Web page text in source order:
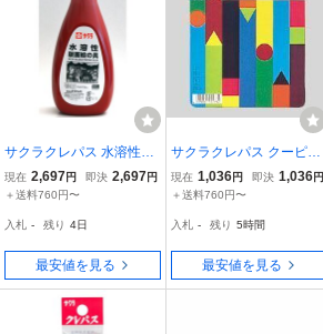
サクラクレパス 水溶性版
画絵の具 ポリチューブ入
り 800g 赤 AWH800PT#1
現在 2,697円 即決 2,697円
＋送料760円〜
入札 - 残り 4日
最安値を見る
サクラクレパス クーピー
ペンシル12色(缶入り) FY
12 00007449
現在 1,036円 即決 1,036円
＋送料760円〜
入札 - 残り 5時間
最安値を見る